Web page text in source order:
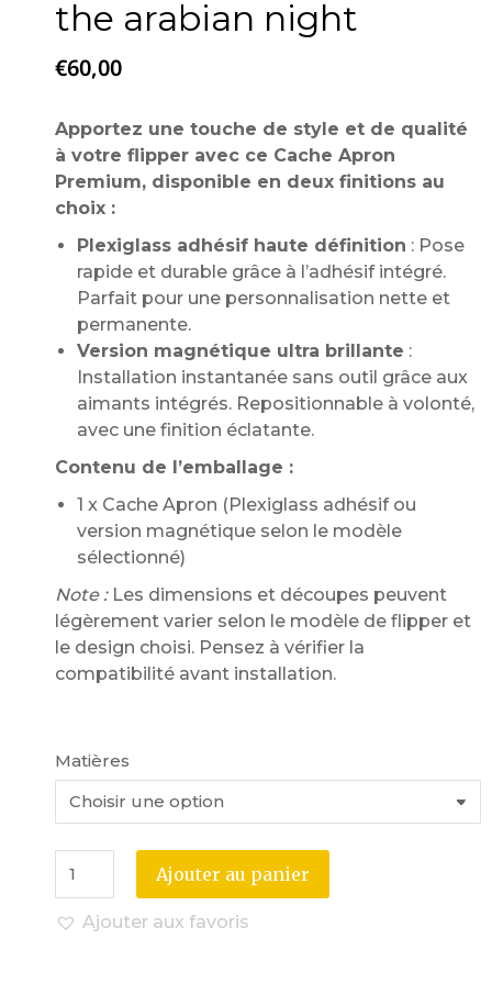
the arabian night
€60,00
Apportez une touche de style et de qualité
à votre flipper avec ce Cache Apron
Premium, disponible en deux finitions au
choix :
Plexiglass adhésif haute définition : Pose
rapide et durable grâce à l’adhésif intégré.
Parfait pour une personnalisation nette et
permanente.
Version magnétique ultra brillante :
Installation instantanée sans outil grâce aux
aimants intégrés. Repositionnable à volonté,
avec une finition éclatante.
Contenu de l’emballage :
1 x Cache Apron (Plexiglass adhésif ou
version magnétique selon le modèle
sélectionné)
Note :Les dimensions et découpes peuvent
légèrement varier selon le modèle de flipper et
le design choisi. Pensez à vérifier la
compatibilité avant installation.
Matières
Ajouter au panier
Ajouter aux favoris